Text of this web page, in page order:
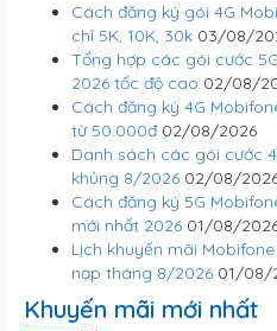
Cách đăng ký gói 4G
chỉ 5K, 10K, 30k 03/08/
Tổng hợp các gói cước
2026 tốc độ cao 02/08/
Cách đăng ký 4G
từ 50.000đ 02/08/2026
Danh sách các gói cước
khủng 8/2026 02/08/
Cách đăng ký 5G
mới nhất 2026 01/08/
Lịch khuyến mãi
nạp tháng 8/2026 01/08/
Khuyến mãi mới nhất